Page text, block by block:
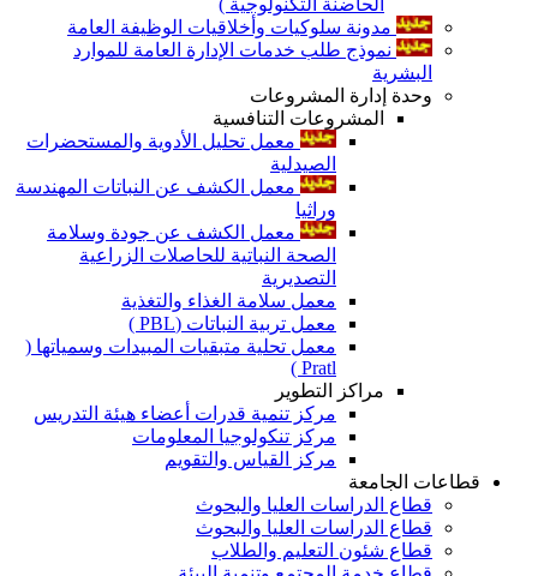
مدونة سلوكيات وأخلاقيات الوظيفة العامة
نموذج طلب خدمات الإدارة العامة للموارد
البشرية
وحدة إدارة المشروعات
المشروعات التنافسية
معمل تحليل الأدوية والمستحضرات
الصيدلية
معمل الكشف عن النباتات المهندسة
وراثيا
معمل الكشف عن جودة وسلامة
الصحة النباتية للحاصلات الزراعية
التصديرية
معمل سلامة الغذاء والتغذية
معمل تربية النباتات (PBL )
معمل تحلية متبقيات المبيدات وسمياتها (
Pratl )
مراكز التطوير
مركز تنمية قدرات أعضاء هيئة التدريس
مركز تنكولوجيا المعلومات
مركز القياس والتقويم
قطاعات الجامعة
قطاع الدراسات العليا والبحوث
قطاع الدراسات العليا والبحوث
قطاع شئون التعليم والطلاب